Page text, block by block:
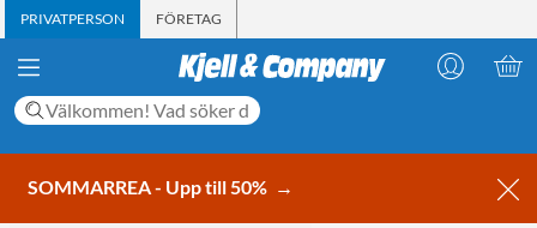
PRIVATPERSON FÖRETAG
SOMMARREA - Upp till 50% →